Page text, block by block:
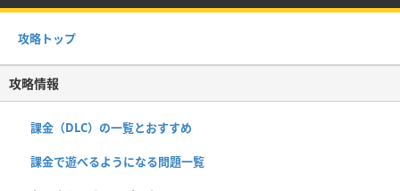
攻略トップ
攻略情報
課金（DLC）の一覧とおすすめ
課金で遊べるようになる問題一覧